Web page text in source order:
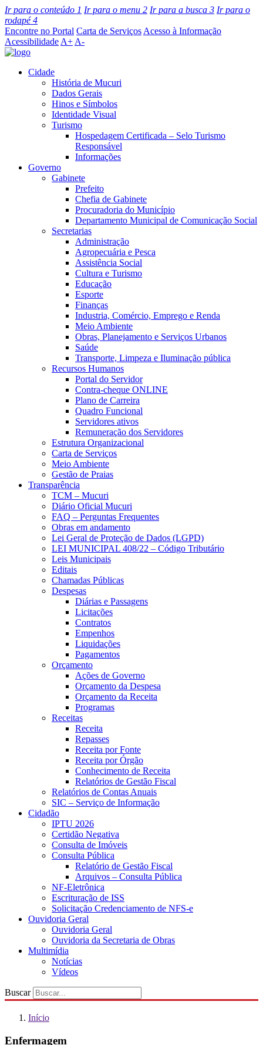
Ir para o conteúdo 1 Ir para o menu 2 Ir para a busca 3 Ir para o
rodapé4
Encontre no Portal Carta de Serviços Acesso à Informação
Acessibilidade A+ A-
Cidade
História de Mucuri
Dados Gerais
Hinos e Símbolos
Identidade Visual
Turismo
Hospedagem Certificada – Selo Turismo
Responsável
Informações
Governo
Gabinete
Prefeito
Chefia de Gabinete
Procuradoria do Município
Departamento Municipal de Comunicação Social
Secretarias
Administração
Agropecuária e Pesca
Assistência Social
Cultura e Turismo
Educação
Esporte
Finanças
Industria, Comércio, Emprego e Renda
Meio Ambiente
Obras, Planejamento e Serviços Urbanos
Saúde
Transporte, Limpeza e Iluminação pública
Recursos Humanos
Portal do Servidor
Contra-cheque ONLINE
Plano de Carreira
Quadro Funcional
Servidores ativos
Remuneração dos Servidores
Estrutura Organizacional
Carta de Serviços
Meio Ambiente
Gestão de Praias
Transparência
TCM – Mucuri
Diário Oficial Mucuri
FAQ – Perguntas Frequentes
Obras em andamento
Lei Geral de Proteção de Dados (LGPD)
LEI MUNICIPAL 408/22 – Código Tributário
Leis Municipais
Editais
Chamadas Públicas
Despesas
Diárias e Passagens
Licitações
Contratos
Empenhos
Liquidações
Pagamentos
Orçamento
Ações de Governo
Orçamento da Despesa
Orçamento da Receita
Programas
Receitas
Receita
Repasses
Receita por Fonte
Receita por Órgão
Conhecimento de Receita
Relatórios de Gestão Fiscal
Relatórios de Contas Anuais
SIC – Serviço de Informação
Cidadão
IPTU 2026
Certidão Negativa
Consulta de Imóveis
Consulta Pública
Relatório de Gestão Fiscal
Arquivos – Consulta Pública
NF-Eletrônica
Escrituração de ISS
Solicitação Credenciamento de NFS-e
Ouvidoria Geral
Ouvidoria Geral
Ouvidoria da Secretaria de Obras
Multimídia
Notícias
Vídeos
Buscar
Início
Enfermagem